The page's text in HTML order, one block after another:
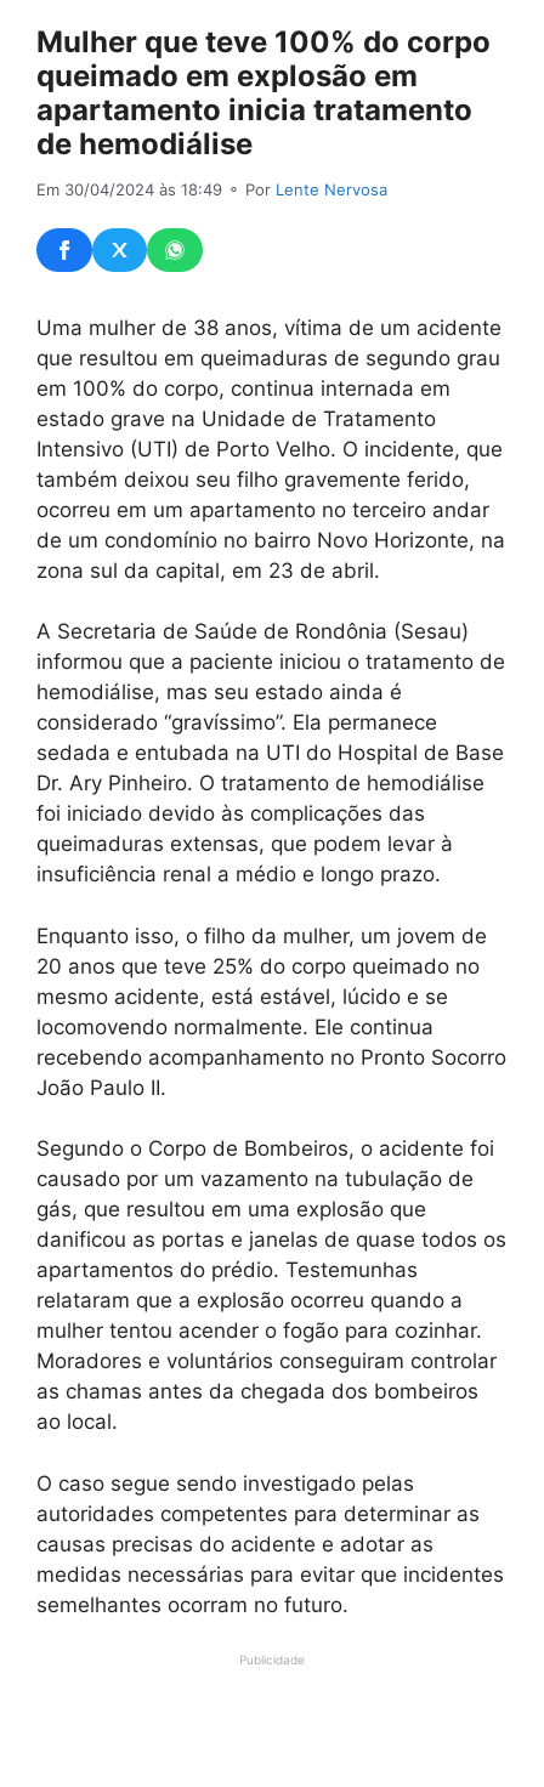
Mulher que teve 100% do corpo
queimado em explosão em
apartamento inicia tratamento
de hemodiálise
Em 30/04/2024 às 18:49 ⚬ Por Lente Nervosa
Uma mulher de 38 anos, vítima de um acidente
que resultou em queimaduras de segundo grau
em 100% do corpo, continua internada em
estado grave na Unidade de Tratamento
Intensivo (UTI) de Porto Velho. O incidente, que
também deixou seu filho gravemente ferido,
ocorreu em um apartamento no terceiro andar
de um condomínio no bairro Novo Horizonte, na
zona sul da capital, em 23 de abril.
A Secretaria de Saúde de Rondônia (Sesau)
informou que a paciente iniciou o tratamento de
hemodiálise, mas seu estado ainda é
considerado “gravíssimo”. Ela permanece
sedada e entubada na UTI do Hospital de Base
Dr. Ary Pinheiro. O tratamento de hemodiálise
foi iniciado devido às complicações das
queimaduras extensas, que podem levar à
insuficiência renal a médio e longo prazo.
Enquanto isso, o filho da mulher, um jovem de
20 anos que teve 25% do corpo queimado no
mesmo acidente, está estável, lúcido e se
locomovendo normalmente. Ele continua
recebendo acompanhamento no Pronto Socorro
João Paulo II.
Segundo o Corpo de Bombeiros, o acidente foi
causado por um vazamento na tubulação de
gás, que resultou em uma explosão que
danificou as portas e janelas de quase todos os
apartamentos do prédio. Testemunhas
relataram que a explosão ocorreu quando a
mulher tentou acender o fogão para cozinhar.
Moradores e voluntários conseguiram controlar
as chamas antes da chegada dos bombeiros
ao local.
O caso segue sendo investigado pelas
autoridades competentes para determinar as
causas precisas do acidente e adotar as
medidas necessárias para evitar que incidentes
semelhantes ocorram no futuro.
Publicidade